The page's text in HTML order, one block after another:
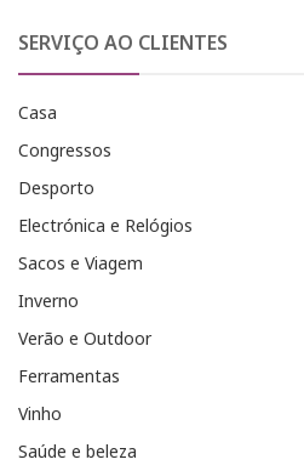
SERVIÇO AO CLIENTES
Casa
Congressos
Desporto
Electrónica e Relógios
Sacos e Viagem
Inverno
Verão e Outdoor
Ferramentas
Vinho
Saúde e beleza